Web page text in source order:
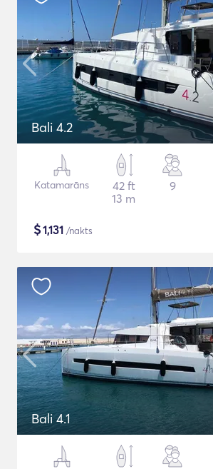
Bali 4.2
Katamarāns
42 ft
13 m
9
$1,131 /nakts
Bali 4.1